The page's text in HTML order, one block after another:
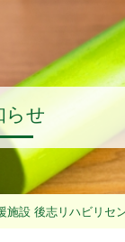
らせ
施設 後志リハビリセ